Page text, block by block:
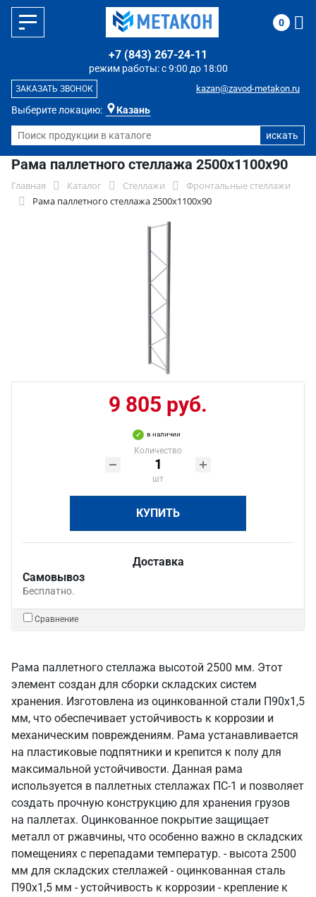
Выберите локацию: Казань
режим работы: с 9:00 до 18:00
+7 (843) 267-24-11
kazan@zavod-metakon.ru
ЗАКАЗАТЬ ЗВОНОК
0
Рама паллетного стеллажа 2500х1100х90
Главная Каталог Стеллажи
Фронтальные стеллажи
Рама паллетного стеллажа 2500х1100х90
9 805 руб.
в наличии
Количество
шт
КУПИТЬ
Доставка
Самовывоз
Бесплатно.
Сравнение
Рама паллетного стеллажа высотой 2500 мм. Этот
элемент создан для сборки складских систем
хранения. Изготовлена из оцинкованной стали П90х1,5
мм, что обеспечивает устойчивость к коррозии и
механическим повреждениям. Рама устанавливается
на пластиковые подпятники и крепится к полу для
максимальной устойчивости. Данная рама
используется в паллетных стеллажах ПС-1 и позволяет
создать прочную конструкцию для хранения грузов
на паллетах. Оцинкованное покрытие защищает
металл от ржавчины, что особенно важно в складских
помещениях с перепадами температур. - высота 2500
мм для складских стеллажей - оцинкованная сталь
П90х1,5 мм - устойчивость к коррозии - крепление к